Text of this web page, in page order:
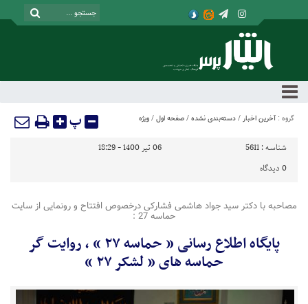
گروه : آخرین اخبار / دسته‌بندی نشده / صفحه اول / ویژه پ
شناسه : 5611
06 تیر 1400 - 18:29
0 دیدگاه
مصاحبه با دکتر سید جواد هاشمی فشارکی درخصوص افتتاح و رونمایی از سایت
حماسه 27 :
پایگاه اطلاع رسانی ” حماسه ۲۷ “ ، روایت گر
حماسه های ” لشکر ۲۷ “